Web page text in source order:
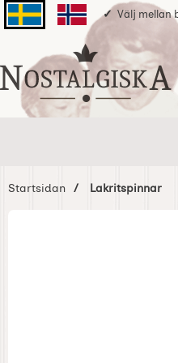
Svenska sidanNorska sidan
Välj mellan
Startsidan för
Startsidan Lakritspinnar